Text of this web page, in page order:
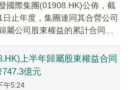
國際集團(01908.HK)公佈，截
止年度，集團連同其合營公司
屬公司股東權益的累計合同銷
上半年歸屬股東權益合同
億元
午5:24